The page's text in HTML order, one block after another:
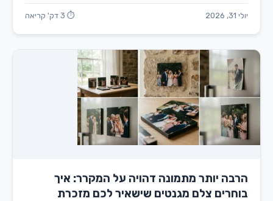
יולי 31, 2026 ⏱ 3 דק' קריאה
הרבה יותר מתמונה דהויה על המקרר: איך
בוחרים צלם מגנטים שישאיר לכם מזכרת